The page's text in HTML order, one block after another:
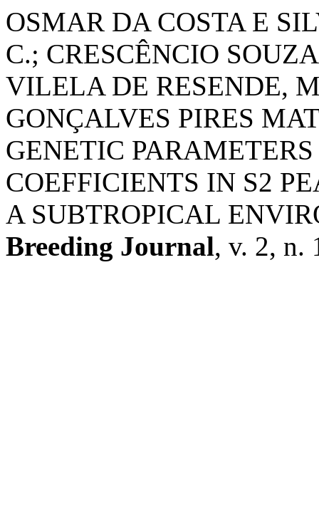
OSMAR DA COSTA E
C.; CRESCÊNCIO
VILELA DE RESENDE,
GONÇALVES PIRES
GENETIC
COEFFICIENTS IN S2
A SUBTROPICAL
Breeding Journal, v. 2, n.